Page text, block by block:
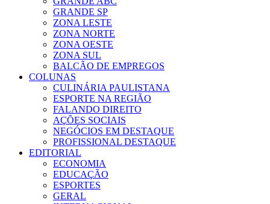
GRANDE SP
ZONA LESTE
ZONA NORTE
ZONA OESTE
ZONA SUL
BALCÃO DE EMPREGOS
COLUNAS
CULINÁRIA PAULISTANA
ESPORTE NA REGIÃO
FALANDO DIREITO
AÇÕES SOCIAIS
NEGÓCIOS EM DESTAQUE
PROFISSIONAL DESTAQUE
EDITORIAL
ECONOMIA
EDUCAÇÃO
ESPORTES
GERAL